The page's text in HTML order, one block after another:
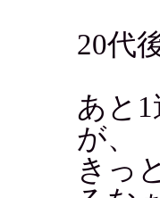
20代
あと
が、
きっ